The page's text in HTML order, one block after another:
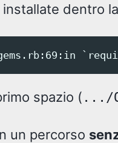
installate dentro
spazio ( .../
un percorso